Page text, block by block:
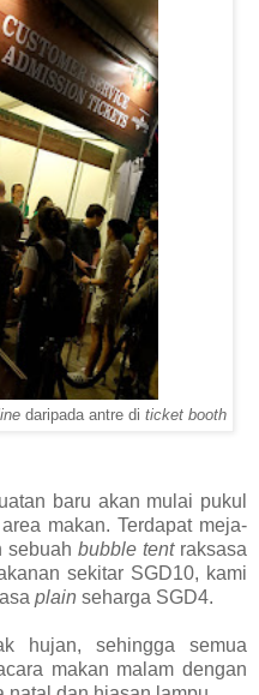
daripada antre di ticket booth
baru akan mulai pukul
makan. Terdapat meja-
bubble tent raksasa
sekitar SGD10, kami
plain seharga SGD4.
hujan, sehingga semua
makan malam dengan